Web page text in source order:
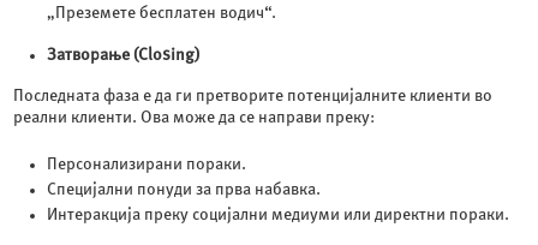
„Преземете бесплатен водич“.
Затворање (Closing)
Последната фаза е да ги претворите потенцијалните клиенти во
реални клиенти. Ова може да се направи преку:
Персонализирани пораки.
Специјални понуди за прва набавка.
Интеракција преку социјални медиуми или директни пораки.